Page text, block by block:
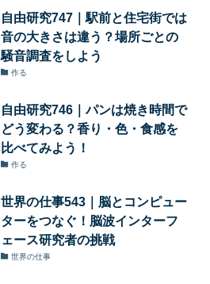
自由研究747｜駅前と住宅街では
音の大きさは違う？場所ごとの
騒音調査をしよう
作る
自由研究746｜パンは焼き時間で
どう変わる？香り・色・食感を
比べてみよう！
作る
世界の仕事543｜脳とコンピュー
ターをつなぐ！脳波インターフ
ェース研究者の挑戦
世界の仕事